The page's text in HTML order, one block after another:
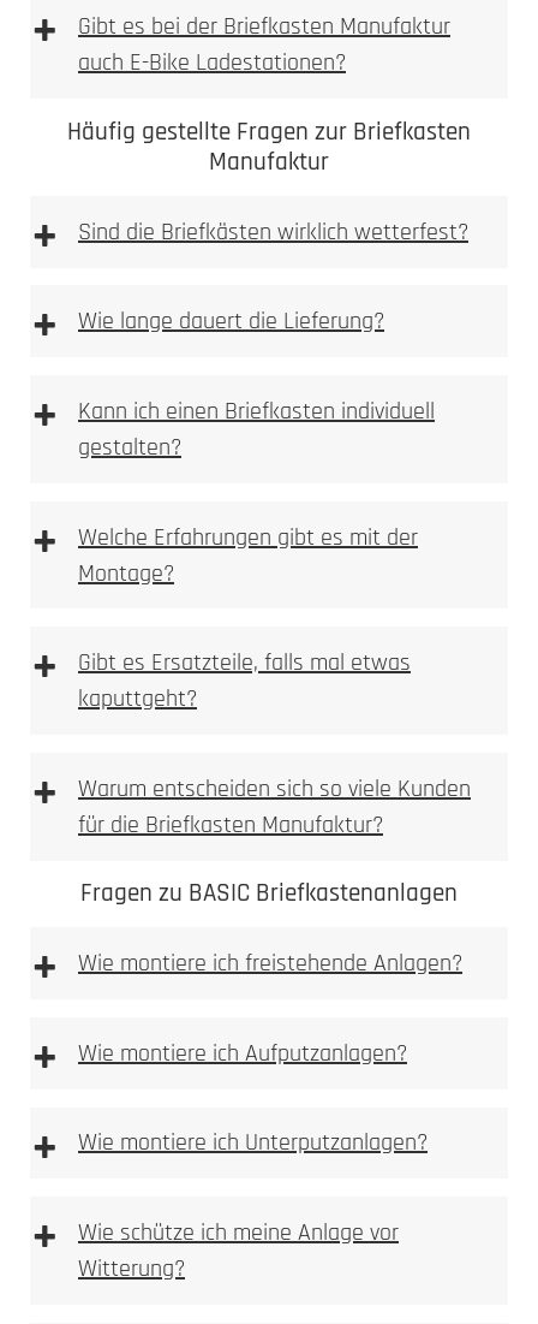
+
Gibt es bei der Briefkasten Manufaktur
auch E-Bike Ladestationen?
Fahrrad-Ladestationen
Häufig gestellte Fragen zur Briefkasten
Manufaktur
+ Sind die Briefkästen wirklich wetterfest?
+ Wie lange dauert die Lieferung?
+
Kann ich einen Briefkasten individuell
gestalten?
+
Welche Erfahrungen gibt es mit der
Montage?
+
Gibt es Ersatzteile, falls mal etwas
kaputtgeht?
+
Warum entscheiden sich so viele Kunden
für die Briefkasten Manufaktur?
Fragen zu BASIC Briefkastenanlagen
+ Wie montiere ich freistehende Anlagen?
+ Wie montiere ich Aufputzanlagen?
+ Wie montiere ich Unterputzanlagen?
+
Wie schütze ich meine Anlage vor
Witterung?